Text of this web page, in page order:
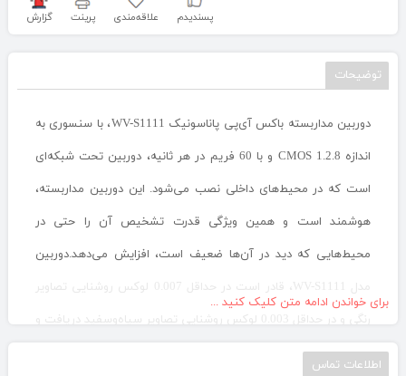
گزارش پرینت علاقه‌مندی پسندیدم
توضیحات
دوربین مداربسته باکس آی‌پی پاناسونیک WV-S1111، با سنسوری به
اندازه CMOS 1.2.8 و با 60 فریم در هر ثانیه، دوربین تحت شبکه‌ای
است که در محیط‌های داخلی نصب می‌شود. این دوربین مداربسته،
هوشمند است و همین ویژگی قدرت تشخیص آن را حتی در
محیط‌هایی که دید در آن‌ها ضعیف است، افزایش می‌دهد.دوربین
برای خواندن ادامه متن کلیک کنید ...
اطلاعات تماس